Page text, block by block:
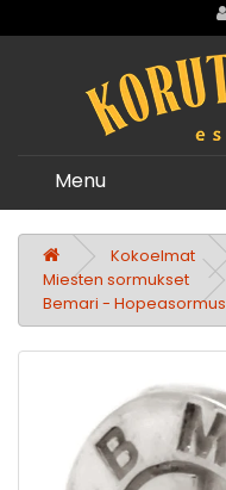
Menu
Kokoelmat
Miesten sormukset
Bemari - Hopeasormus